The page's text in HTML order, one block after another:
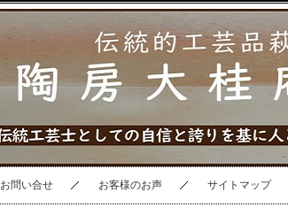
お問い合せ お客様のお声 サイトマップ